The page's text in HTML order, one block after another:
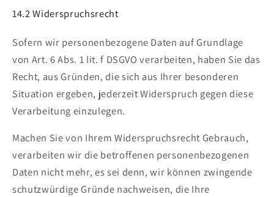
14.2 Widerspruchsrecht
Sofern wir personenbezogene Daten auf Grundlage
von Art. 6 Abs. 1 lit. f DSGVO verarbeiten, haben Sie das
Recht, aus Gründen, die sich aus Ihrer besonderen
Situation ergeben, jederzeit Widerspruch gegen diese
Verarbeitung einzulegen.
Machen Sie von Ihrem Widerspruchsrecht Gebrauch,
verarbeiten wir die betroffenen personenbezogenen
Daten nicht mehr, es sei denn, wir können zwingende
schutzwürdige Gründe nachweisen, die Ihre